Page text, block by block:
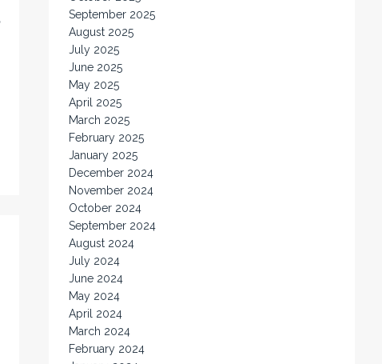
September 2025
August 2025
July 2025
June 2025
May 2025
April 2025
March 2025
February 2025
January 2025
December 2024
November 2024
October 2024
September 2024
August 2024
July 2024
June 2024
May 2024
April 2024
March 2024
February 2024